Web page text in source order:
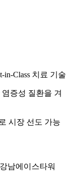
Class 치료 기술
증성 질환을 겨
시장 선도 가능
남에이스타워